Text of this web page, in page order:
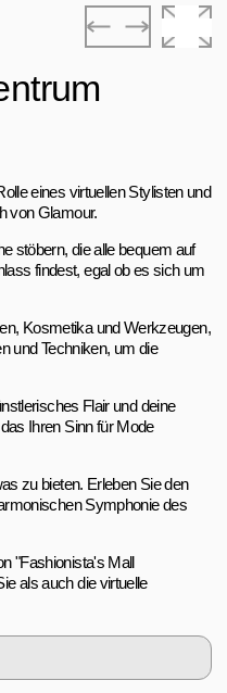
eines virtuellen Stylisten und
von Glamour.
stöbern, die alle bequem auf
findest, egal ob es sich um
Kosmetika und Werkzeugen,
und Techniken, um die
Flair und deine
Ihren Sinn für Mode
zu bieten. Erleben Sie den
Symphonie des
"Fashionista's Mall
als auch die virtuelle